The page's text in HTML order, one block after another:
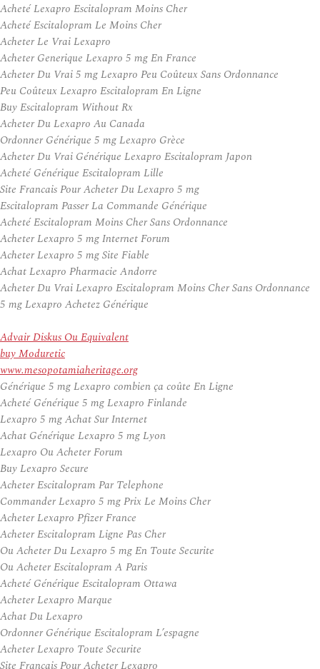
Acheté Lexapro Escitalopram Moins Cher
Acheté Escitalopram Le Moins Cher
Acheter Le Vrai Lexapro
Acheter Generique Lexapro 5 mg En France
Acheter Du Vrai 5 mg Lexapro Peu Coûteux Sans Ordonnance
Peu Coûteux Lexapro Escitalopram En Ligne
Buy Escitalopram Without Rx
Acheter Du Lexapro Au Canada
Ordonner Générique 5 mg Lexapro Grèce
Acheter Du Vrai Générique Lexapro Escitalopram Japon
Acheté Générique Escitalopram Lille
Site Francais Pour Acheter Du Lexapro 5 mg
Escitalopram Passer La Commande Générique
Acheté Escitalopram Moins Cher Sans Ordonnance
Acheter Lexapro 5 mg Internet Forum
Acheter Lexapro 5 mg Site Fiable
Achat Lexapro Pharmacie Andorre
Acheter Du Vrai Lexapro Escitalopram Moins Cher Sans Ordonnance
5 mg Lexapro Achetez Générique
Advair Diskus Ou Equivalent
buy Moduretic
www.mesopotamiaheritage.org
Générique 5 mg Lexapro combien ça coûte En Ligne
Acheté Générique 5 mg Lexapro Finlande
Lexapro 5 mg Achat Sur Internet
Achat Générique Lexapro 5 mg Lyon
Lexapro Ou Acheter Forum
Buy Lexapro Secure
Acheter Escitalopram Par Telephone
Commander Lexapro 5 mg Prix Le Moins Cher
Acheter Lexapro Pfizer France
Acheter Escitalopram Ligne Pas Cher
Ou Acheter Du Lexapro 5 mg En Toute Securite
Ou Acheter Escitalopram A Paris
Acheté Générique Escitalopram Ottawa
Acheter Lexapro Marque
Achat Du Lexapro
Ordonner Générique Escitalopram L’espagne
Acheter Lexapro Toute Securite